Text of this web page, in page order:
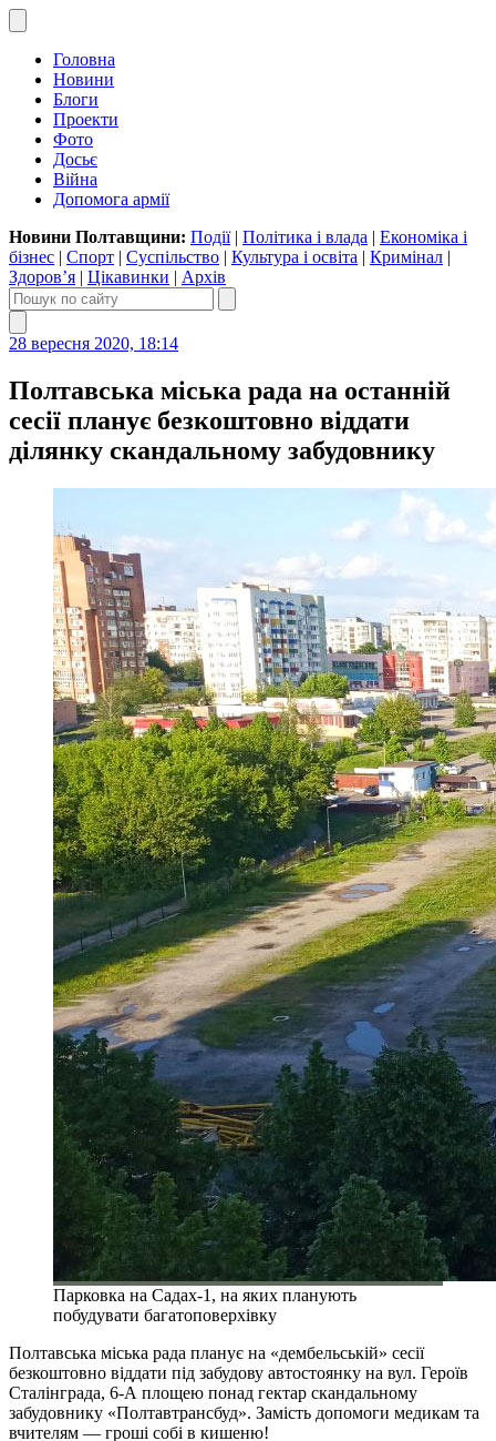
Головна
Новини
Блоги
Проекти
Фото
Досьє
Війна
Допомога армії
Новини Полтавщини: Події| Політика і влада | Економіка і
бізнес | Спорт | Суспільство | Культура і освіта | Кримінал |
Здоров’я | Цікавинки | Архів
28 вересня 2020, 18:14
Полтавська міська рада на останній
сесії планує безкоштовно віддати
ділянку скандальному забудовнику
Парковка на Садах-1, на яких планують
побудувати багатоповерхівку
Полтавська міська рада планує на «дембельській» сесії
безкоштовно віддати під забудову автостоянку на вул. Героїв
Сталінграда, 6-А площею понад гектар скандальному
забудовнику «Полтавтрансбуд». Замість допомоги медикам та
вчителям — гроші собі в кишеню!